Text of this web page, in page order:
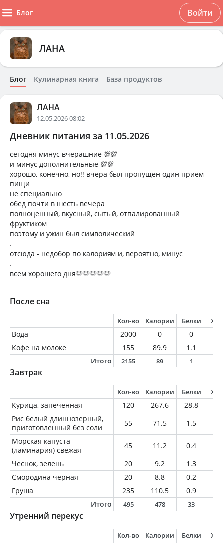
Блог Войти
ЛАНА
Блог Кулинарная книга База продуктов
ЛАНА
12.05.2026 08:02
Дневник питания за 11.05.2026
сегодня минус вчерашние 💯💯
и минус дополнительные 💯💯
хорошо, конечно, но!! вчера был пропущен один приём
пищи
не специально
обед почти в шесть вечера
полноценный, вкусный, сытый, отпалированный
фруктиком
поэтому и ужин был символический
.
отсюда - недобор по калориям и, вероятно, минус
.
всем хорошего дня🩷🩷🩷🩷🩷
После сна
Кол-во Калории Белки
Вода 2000 0 0
Кофе на молоке
155 89.9 1.1
Итого
2155 89 1
Завтрак
Кол-во Калории Белки
Курица, запечённая 120 267.6 28.8
Рис белый длиннозерный,
приготовленный без соли
55 71.5 1.5
Морская капуста
(ламинария) свежая
45 11.2 0.4
Чеснок, зелень
20 9.2 1.3
Смородина черная
20 8.8 0.2
Груша
235 110.5 0.9
Итого
495 478 33
Утренний перекус
Кол-во Калории Белки